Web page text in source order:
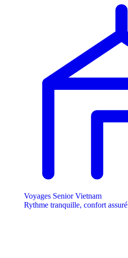
Voyages Senior Vietnam
Rythme tranquille, confort assuré